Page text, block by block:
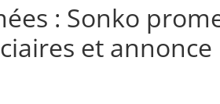
: Sonko
et annonce